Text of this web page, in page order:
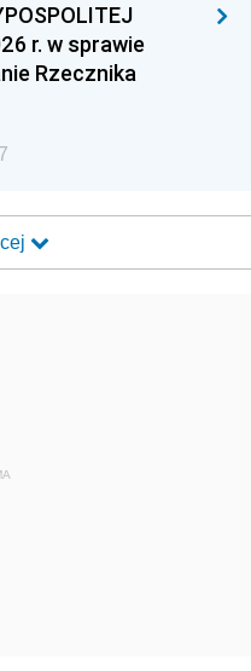
r. w sprawie
Rzecznika